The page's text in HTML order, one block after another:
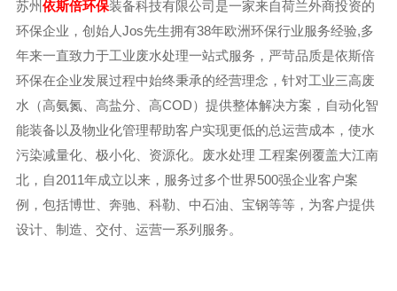
苏州依斯倍环保装备科技有限公司是一家来自荷兰外商投资的
环保企业，创始人Jos先生拥有38年欧洲环保行业服务经验,多
年来一直致力于工业废水处理一站式服务，严苛品质是依斯倍
环保在企业发展过程中始终秉承的经营理念，针对工业三高废
水（高氨氮、高盐分、高COD）提供整体解决方案，自动化智
能装备以及物业化管理帮助客户实现更低的总运营成本，使水
污染减量化、极小化、资源化。废水处理 工程案例覆盖大江南
北，自2011年成立以来，服务过多个世界500强企业客户案
例，包括博世、奔驰、科勒、中石油、宝钢等等，为客户提供
设计、制造、交付、运营一系列服务。